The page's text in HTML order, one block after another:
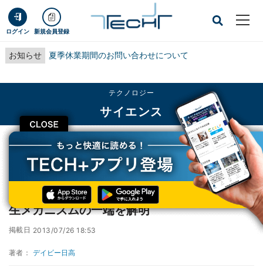
ログイン 新規会員登録
お知らせ 夏季休業期間のお問い合わせについて
CLOSE
テクノロジー
サイエンス
TECH+ テクノロジー
サイエンス
JSTなど、脊椎動物の脳のサイズを決定する発生メカニズムの一端を解明
JSTなど、脊椎動物の脳のサイズを決定する発
生メカニズムの一端を解明
掲載日 2013/07/26 18:53
著者： デイビー日高